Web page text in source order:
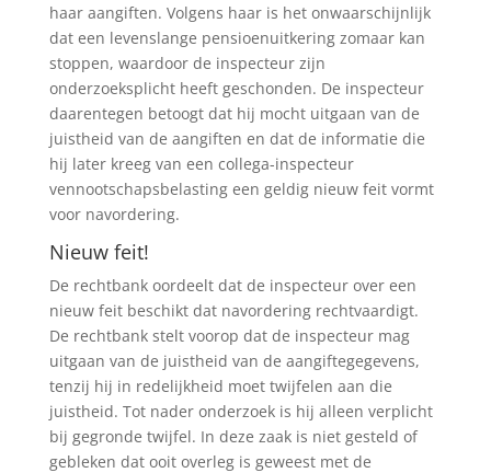
haar aangiften. Volgens haar is het onwaarschijnlijk
dat een levenslange pensioenuitkering zomaar kan
stoppen, waardoor de inspecteur zijn
onderzoeksplicht heeft geschonden. De inspecteur
daarentegen betoogt dat hij mocht uitgaan van de
juistheid van de aangiften en dat de informatie die
hij later kreeg van een collega-inspecteur
vennootschapsbelasting een geldig nieuw feit vormt
voor navordering.
Nieuw feit!
De rechtbank oordeelt dat de inspecteur over een
nieuw feit beschikt dat navordering rechtvaardigt.
De rechtbank stelt voorop dat de inspecteur mag
uitgaan van de juistheid van de aangiftegegevens,
tenzij hij in redelijkheid moet twijfelen aan die
juistheid. Tot nader onderzoek is hij alleen verplicht
bij gegronde twijfel. In deze zaak is niet gesteld of
gebleken dat ooit overleg is geweest met de